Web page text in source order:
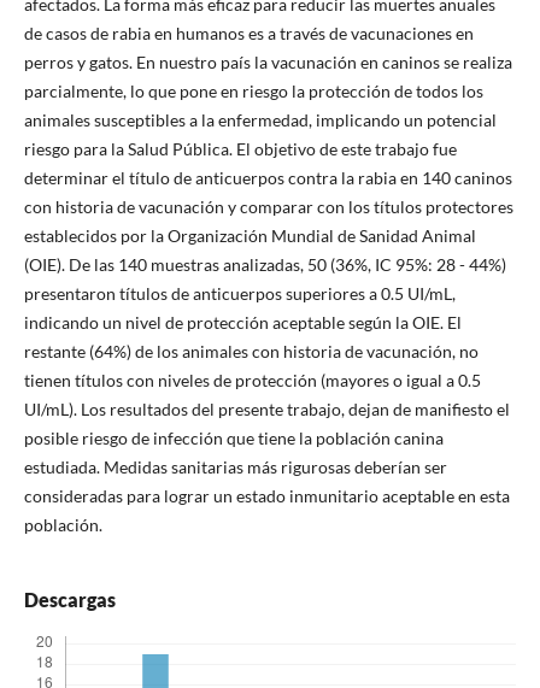
afectados. La forma más eficaz para reducir las muertes anuales
de casos de rabia en humanos es a través de vacunaciones en
perros y gatos. En nuestro país la vacunación en caninos se realiza
parcialmente, lo que pone en riesgo la protección de todos los
animales susceptibles a la enfermedad, implicando un potencial
riesgo para la Salud Pública. El objetivo de este trabajo fue
determinar el título de anticuerpos contra la rabia en 140 caninos
con historia de vacunación y comparar con los títulos protectores
establecidos por la Organización Mundial de Sanidad Animal
(OIE). De las 140 muestras analizadas, 50 (36%, IC 95%: 28 - 44%)
presentaron títulos de anticuerpos superiores a 0.5 UI/mL,
indicando un nivel de protección aceptable según la OIE. El
restante (64%) de los animales con historia de vacunación, no
tienen títulos con niveles de protección (mayores o igual a 0.5
UI/mL). Los resultados del presente trabajo, dejan de manifiesto el
posible riesgo de infección que tiene la población canina
estudiada. Medidas sanitarias más rigurosas deberían ser
consideradas para lograr un estado inmunitario aceptable en esta
población.
Descargas